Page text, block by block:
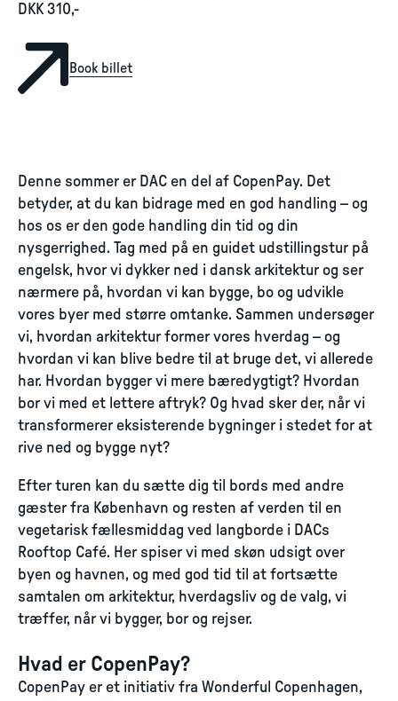
DKK 310,-
Book billet
Denne sommer er DAC en del af CopenPay. Det
betyder, at du kan bidrage med en god handling – og
hos os er den gode handling din tid og din
nysgerrighed. Tag med på en guidet udstillingstur på
engelsk, hvor vi dykker ned i dansk arkitektur og ser
nærmere på, hvordan vi kan bygge, bo og udvikle
vores byer med større omtanke. Sammen undersøger
vi, hvordan arkitektur former vores hverdag – og
hvordan vi kan blive bedre til at bruge det, vi allerede
har. Hvordan bygger vi mere bæredygtigt? Hvordan
bor vi med et lettere aftryk? Og hvad sker der, når vi
transformerer eksisterende bygninger i stedet for at
rive ned og bygge nyt?
Efter turen kan du sætte dig til bords med andre
gæster fra København og resten af verden til en
vegetarisk fællesmiddag ved langborde i DACs
Rooftop Café. Her spiser vi med skøn udsigt over
byen og havnen, og med god tid til at fortsætte
samtalen om arkitektur, hverdagsliv og de valg, vi
træffer, når vi bygger, bor og rejser.
Hvad er CopenPay?
CopenPay er et initiativ fra Wonderful Copenhagen,